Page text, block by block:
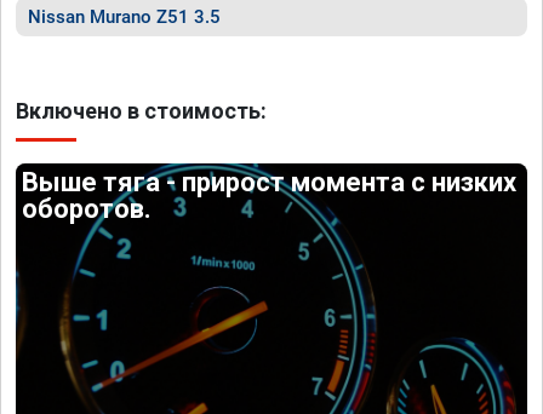
Nissan Murano Z51 3.5
Включено в стоимость:
Выше тяга - прирост момента с низких
оборотов.